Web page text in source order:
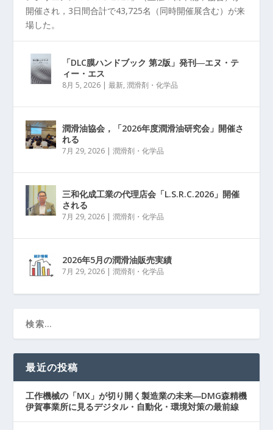
開催され，3日間合計で43,725名（同時開催展含む）が来
場した。
「DLC膜ハンドブック 第2版」発刊―エヌ・テ
ィー・エス
8月 5, 2026 |最新,潤滑剤・化学品
潤滑油協会，「2026年度潤滑油研究会」開催さ
れる
7月 29, 2026 |潤滑剤・化学品
三和化成工業の代理店会「L.S.R.C.2026」開催
される
7月 29, 2026 |潤滑剤・化学品
2026年5月の潤滑油販売実績
7月 29, 2026 |潤滑剤・化学品
最近の投稿
工作機械の「MX」が切り開く製造業の未来―DMG森精機
伊賀事業所に見るデジタル・自動化・環境対策の最前線